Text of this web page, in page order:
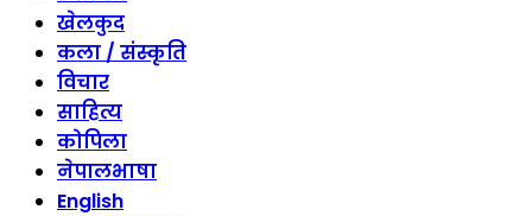
खेलकुद
कला / संस्कृति
विचार
साहित्य
कोपिला
नेपालभाषा
English